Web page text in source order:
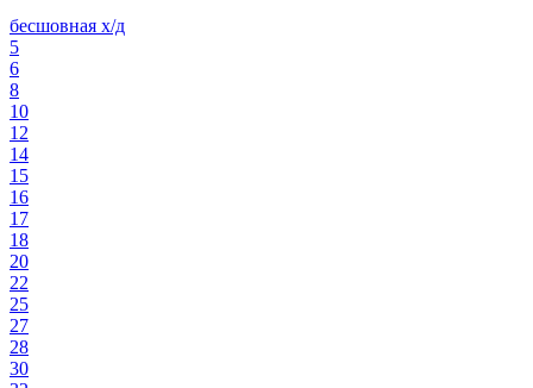
бесшовная х/д
5
6
8
10
12
14
15
16
17
18
20
22
25
27
28
30